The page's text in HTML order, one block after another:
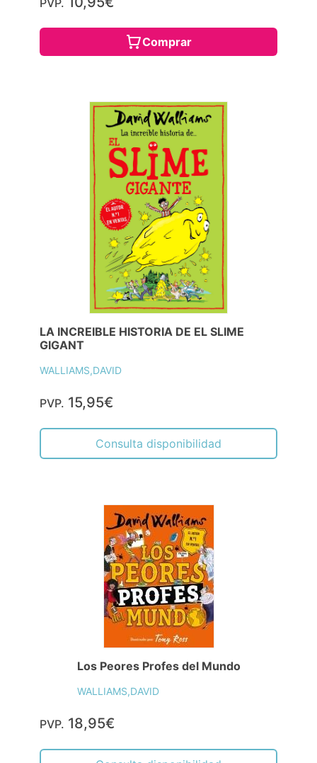
PVP.
Comprar
LA INCREIBLE HISTORIA DE EL SLIME
GIGANT
WALLIAMS,DAVID
PVP. 15,95€
Consulta disponibilidad
Los Peores Profes del Mundo
WALLIAMS,DAVID
PVP. 18,95€